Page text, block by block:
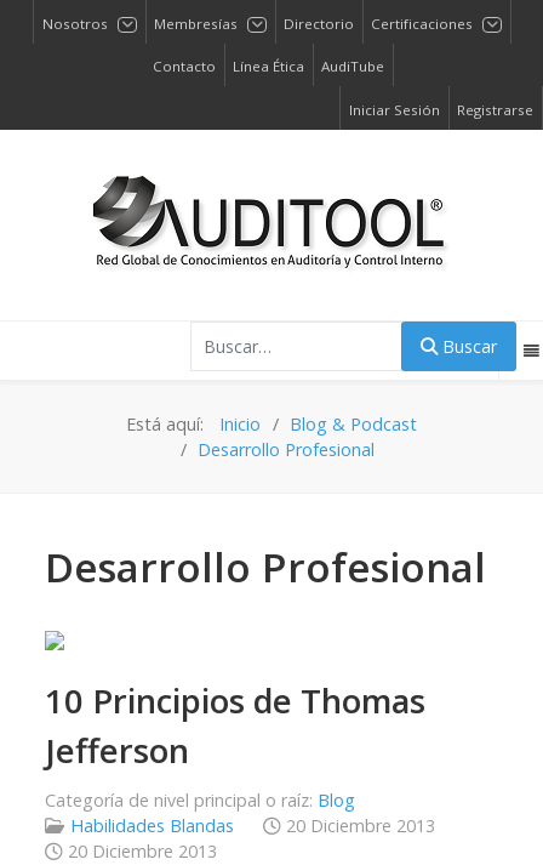
Nosotros Membresías Directorio Certificaciones
Contacto Línea Ética AudiTube
Iniciar Sesión Registrarse
Buscar
Está aquí: Inicio
Blog & Podcast
Desarrollo Profesional
Desarrollo Profesional
10 Principios de Thomas
Jefferson
Categoría de nivel principal o raíz: Blog
Habilidades Blandas
20 Diciembre 2013
20 Diciembre 2013